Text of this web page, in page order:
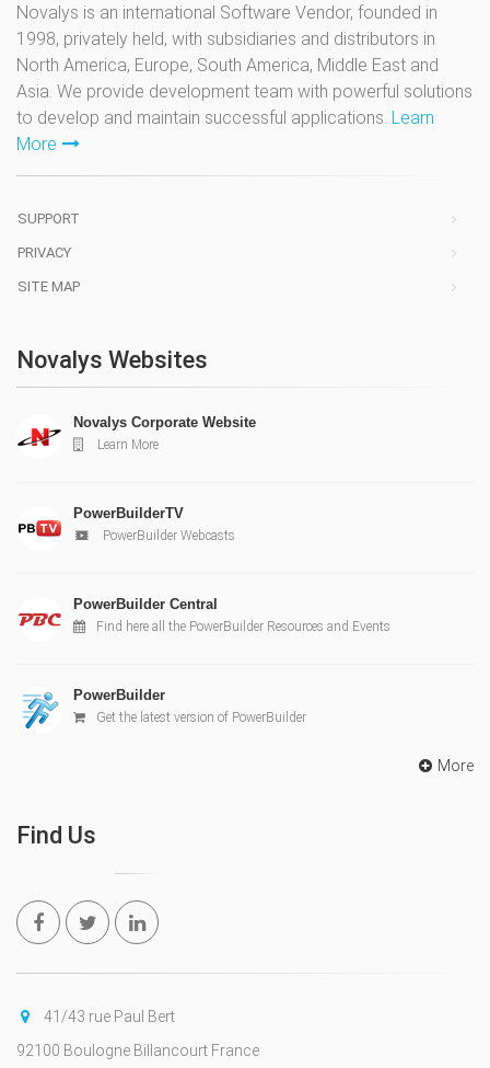
Novalys is an international Software Vendor, founded in
1998, privately held, with subsidiaries and distributors in
North America, Europe, South America, Middle East and
Asia. We provide development team with powerful solutions
to develop and maintain successful applications. Learn
More
SUPPORT
PRIVACY
SITE MAP
Novalys Websites
Novalys Corporate Website
Learn More
PowerBuilderTV
PowerBuilder Webcasts
PowerBuilder Central
Find here all the PowerBuilder Resources and Events
PowerBuilder
Get the latest version of PowerBuilder
More
Find Us
41/43 rue Paul Bert
92100 Boulogne Billancourt France